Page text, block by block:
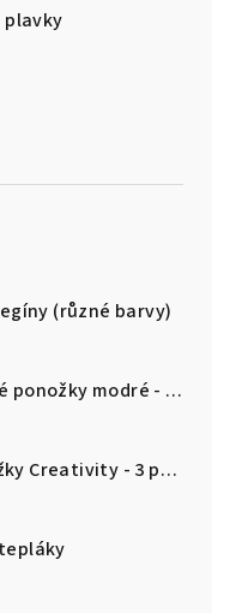
plavky
(různé barvy)
Chlapecké krátké ponožky modré - 3 páry v balení
Chlapecké ponožky Creativity - 3 páry v balení